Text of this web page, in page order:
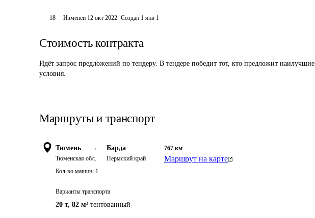
18 Изменён 12 окт 2022. Создан 1 янв 1
Стоимость контракта
Идёт запрос предложений по тендеру. В тендере победит тот, кто предложит наилучшие
условия.
Маршруты и транспорт
Тюмень →
Тюменская обл.
Барда
Пермский край
767 км
Маршрут на карте
Кол-во машин: 1
Варианты транспорта
20 т, 82 м³ тентованный